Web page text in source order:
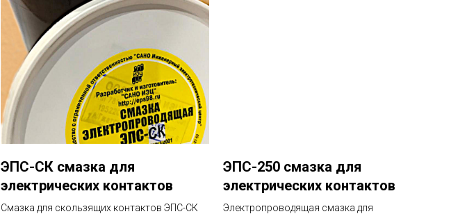
ЭПС-СК смазка для
электрических контактов
Смазка для скользящих контактов ЭПС-СК
ЭПС-250 смазка для
электрических контактов
Электропроводящая смазка для